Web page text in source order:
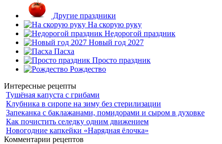
Другие праздники
На скорую руку
Недорогой праздник
Новый год 2027
Пасха
Просто праздник
Рождество
Интересные рецепты
Тушёная капуста с грибами
Клубника в сиропе на зиму без стерилизации
Запеканка с баклажанами, помидорами и сыром в духовке
Как почистить селедку одним движением
Новогодние капкейки «Нарядная ёлочка»
Комментарии рецептов